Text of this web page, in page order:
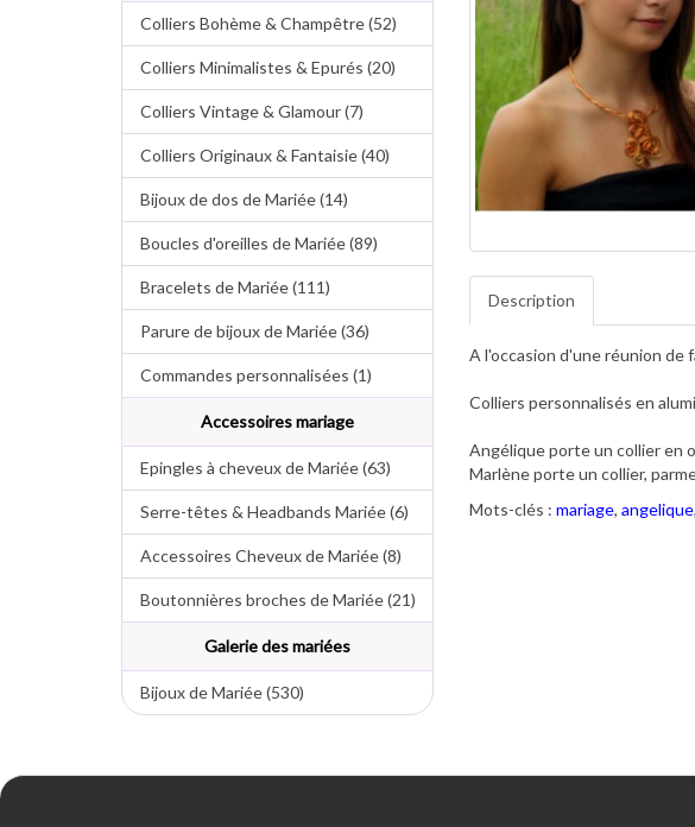
Colliers Bohème & Champêtre (52)
Colliers Minimalistes & Epurés (20)
Colliers Vintage & Glamour (7)
Colliers Originaux & Fantaisie (40)
Bijoux de dos de Mariée (14)
Boucles d'oreilles de Mariée (89)
Bracelets de Mariée (111)
Parure de bijoux de Mariée (36)
Commandes personnalisées (1)
Accessoires mariage
Epingles à cheveux de Mariée (63)
Serre-têtes & Headbands Mariée (6)
Accessoires Cheveux de Mariée (8)
Boutonnières broches de Mariée (21)
Galerie des mariées
Bijoux de Mariée (530)
Description
A l'occasion d'une réunion de
Colliers personnalisés en
Angélique porte un collier en
Marlène porte un collier,
Mots-clés : mariage, angelique,